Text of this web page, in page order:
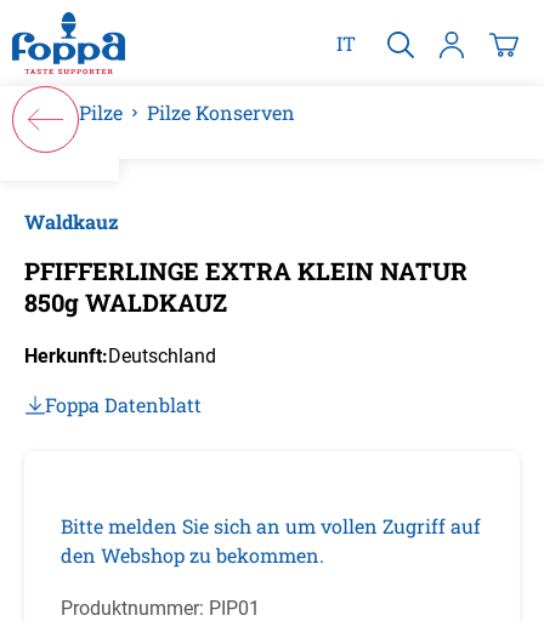
springen
IT
Pilze Pilze Konserven
Waldkauz
PFIFFERLINGE EXTRA KLEIN NATUR
850g WALDKAUZ
Herkunft:Deutschland
Foppa Datenblatt
Bitte melden Sie sich an um vollen Zugriff auf
den Webshop zu bekommen.
Produktnummer: PIP01